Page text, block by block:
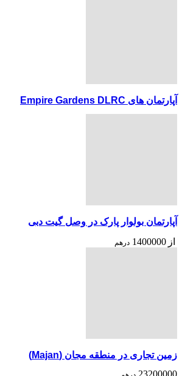
آپارتمان های Empire Gardens DLRC
آپارتمان بولوار پارک در وصل گیت دبی
از 1400000 درهم
زمین تجاری در منطقه مجان (Majan)